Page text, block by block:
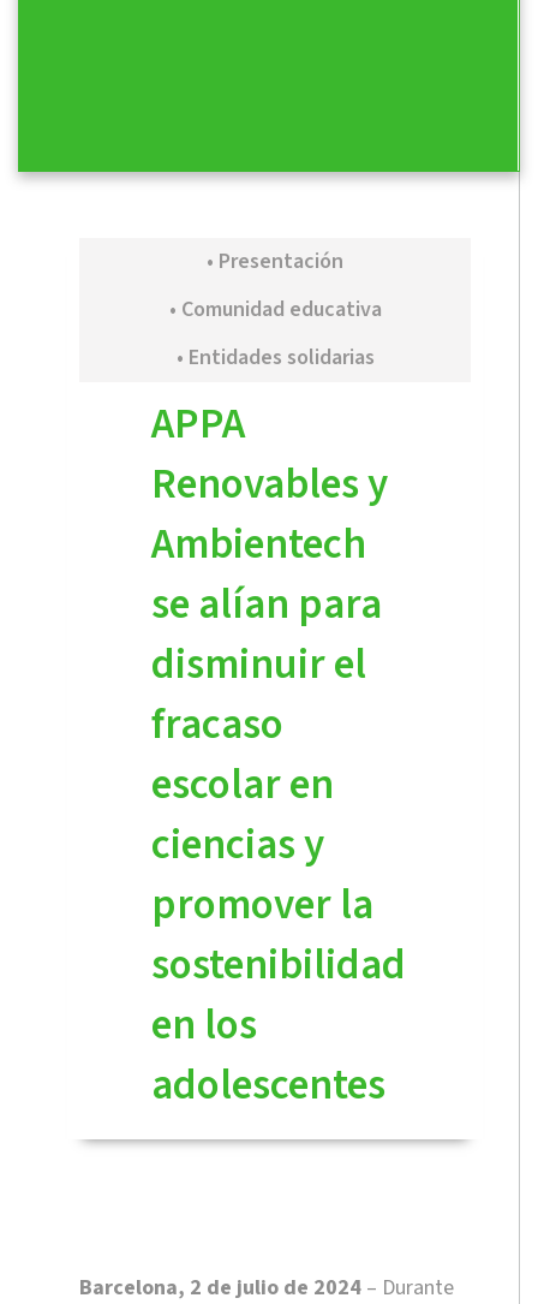
• Presentación
• Comunidad educativa
• Entidades solidarias
APPA
Renovables y
Ambientech
se alían para
disminuir el
fracaso
escolar en
ciencias y
promover la
sostenibilidad
en los
adolescentes
Barcelona, 2 de julio de 2024 – Durante